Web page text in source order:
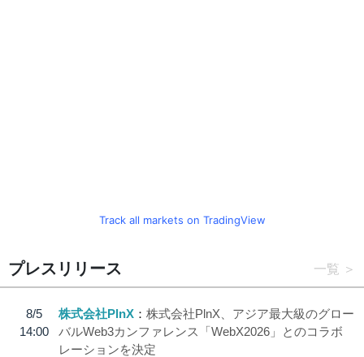
Track all markets on TradingView
プレスリリース 一覧
8/5
14:00
株式会社PlnX
株式会社PlnX、アジア最大級のグロー
バルWeb3カンファレンス「WebX2026」とのコラボ
レーションを決定